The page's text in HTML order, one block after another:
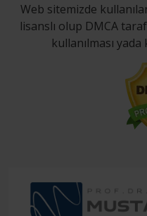
Web sitemizde
lisanslı olup DMCA
kullanılması